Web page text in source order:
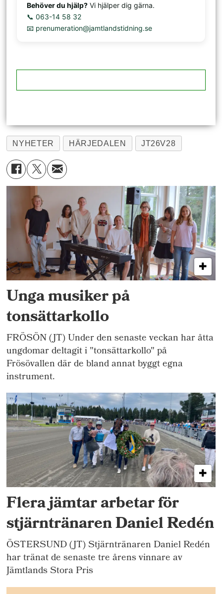
Behöver du hjälp? Vi hjälper dig gärna.
📞 063-14 58 32
📧 prenumeration@jamtlandstidning.se
NYHETER HÄRJEDALEN JT26V28
Unga musiker på
tonsättarkollo
FRÖSÖN (JT) Under den senaste veckan har åtta
ungdomar deltagit i "tonsättarkollo" på
Frösövallen där de bland annat byggt egna
instrument.
Flera jämtar arbetar för
stjärntränaren Daniel Redén
ÖSTERSUND (JT) Stjärntränaren Daniel Redén
har tränat de senaste tre årens vinnare av
Jämtlands Stora Pris